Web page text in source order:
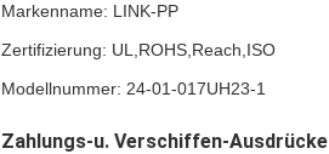
Markenname: LINK-PP
Zertifizierung: UL,ROHS,Reach,ISO
Modellnummer: 24-01-017UH23-1
Zahlungs-u. Verschiffen-Ausdrücke